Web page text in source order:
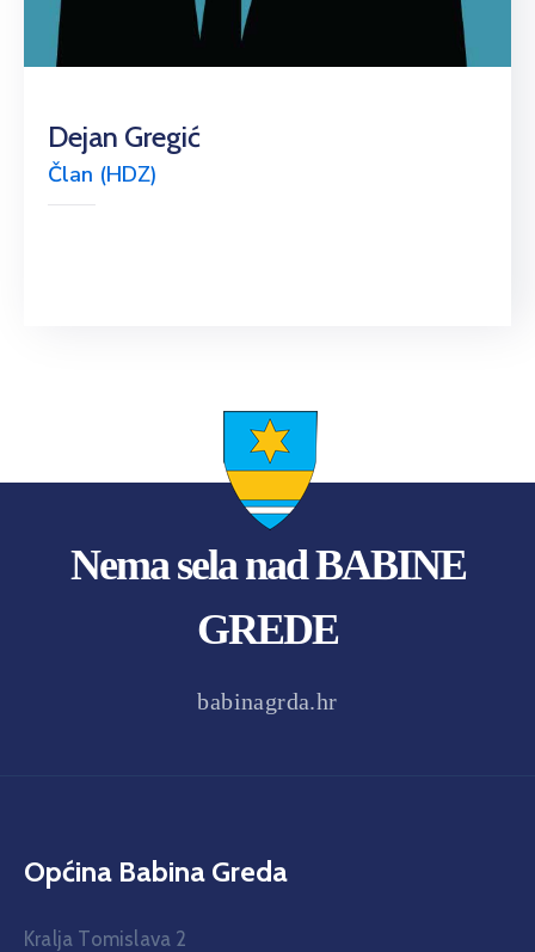
Dejan Gregić
Član (HDZ)
Nema sela nad BABINE
GREDE
babinagrda.hr
Općina Babina Greda
Kralja Tomislava 2